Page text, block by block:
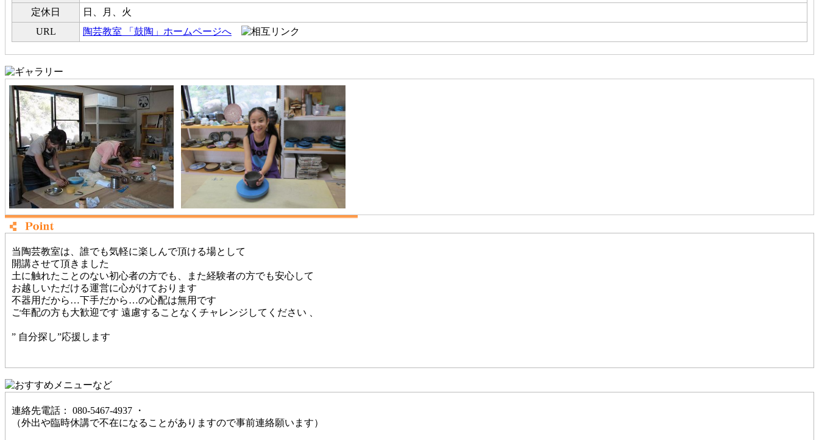
定休日
日、月、火
URL
陶芸教室 「鼓陶」ホームページへ
当陶芸教室は、誰でも気軽に楽しんで頂ける場として
開講させて頂きました
土に触れたことのない初心者の方でも、また経験者の方でも安心して
お越しいただける運営に心がけております
不器用だから…下手だから…の心配は無用です
ご年配の方も大歓迎です 遠慮することなくチャレンジしてください 、
” 自分探し”応援します
連絡先電話： 080-5467-4937 ・
（外出や臨時休講で不在になることがありますので事前連絡願います）